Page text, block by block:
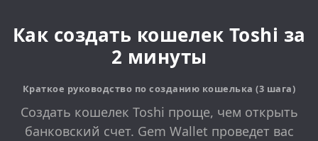
Как создать кошелек Toshi за
2 минуты
Краткое руководство по созданию кошелька (3 шага)
Создать кошелек Toshi проще, чем открыть
банковский счет. Gem Wallet проведет вас